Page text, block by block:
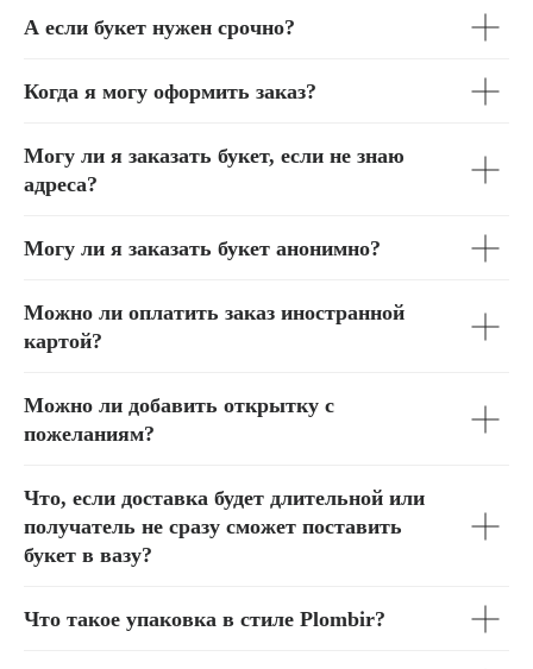
А если букет нужен срочно?
Когда я могу оформить заказ?
Могу ли я заказать букет, если не знаю
адреса?
Могу ли я заказать букет анонимно?
Можно ли оплатить заказ иностранной
картой?
Можно ли добавить открытку с
пожеланиям?
Что, если доставка будет длительной или
получатель не сразу сможет поставить
букет в вазу?
Что такое упаковка в стиле Plombir?